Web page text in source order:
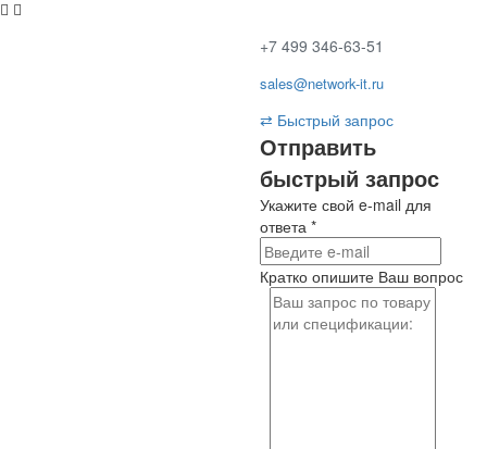
+7 499 346-63-51
sales@network-it.ru
⇄ Быстрый запрос
Отправить
быстрый запрос
Укажите свой e-mail для
ответа *
Кратко опишите Ваш вопрос